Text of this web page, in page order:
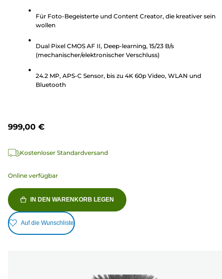
Sternen.
Bewertungen
Für Foto-Begeisterte und Content Creator, die kreativer sein
wollen
Dual Pixel CMOS AF II, Deep-learning, 15/23 B/s
(mechanischer/elektronischer Verschluss)
24.2 MP, APS-C Sensor, bis zu 4K 60p Video, WLAN und
Bluetooth
999,00 €
Kostenloser Standardversand
Online verfügbar
IN DEN WARENKORB LEGEN
Auf die Wunschliste